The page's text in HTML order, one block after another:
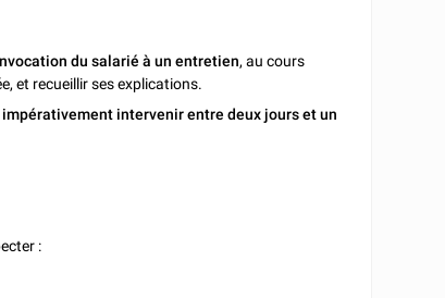
du salarié à un entretien, au cours
et recueillir ses explications.
impérativement intervenir entre deux jours et un
: